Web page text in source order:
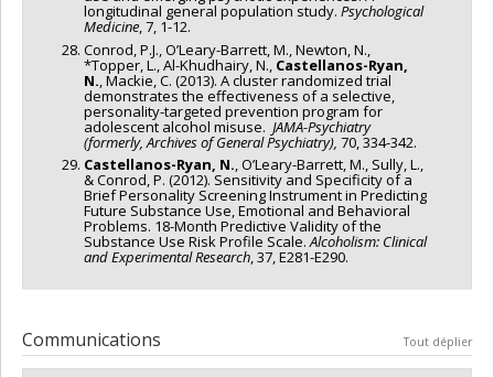
longitudinal general population study. Psychological
Medicine, 7, 1-12.
Conrod, P.J., O’Leary-Barrett, M., Newton, N.,
*Topper, L., Al-Khudhairy, N., Castellanos-Ryan,
N. , Mackie, C. (2013). A cluster randomized trial
demonstrates the effectiveness of a selective,
personality-targeted prevention program for
adolescent alcohol misuse. JAMA-Psychiatry
(formerly, Archives of General Psychiatry), 70, 334-342.
Castellanos-Ryan, N., O’Leary-Barrett, M., Sully, L.,
& Conrod, P. (2012). Sensitivity and Specificity of a
Brief Personality Screening Instrument in Predicting
Future Substance Use, Emotional and Behavioral
Problems. 18-Month Predictive Validity of the
Substance Use Risk Profile Scale.Alcoholism: Clinical
and Experimental Research, 37, E281-E290.
Communications Tout déplier